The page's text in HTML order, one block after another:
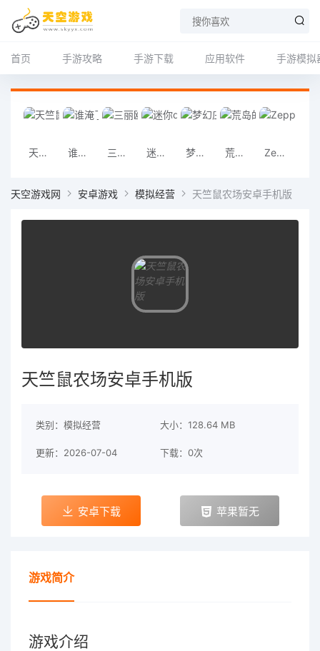
首页 手游攻略 手游下载 应用软件 手游模拟
天竺鼠农场安卓手机版 谁淹了我的世界安卓手机版 三丽鸥明星的微笑小镇安卓手机版 迷你dayz安卓手机版 梦幻庄园安卓手机版 荒岛的王安卓手机版 Zepp安卓版
天空游戏网 安卓游戏 模拟经营 天竺鼠农场安卓手机版
天竺鼠农场安卓手机版
类别：模拟经营 大小：128.64 MB
更新：2026-07-04 下载：0次
安卓下载 苹果暂无
游戏简介
游戏介绍